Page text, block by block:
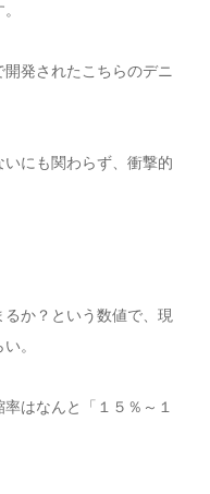
発されたこちらのデニ
にも関わらず、衝撃的
か？という数値で、現
。
はなんと「１５％～１